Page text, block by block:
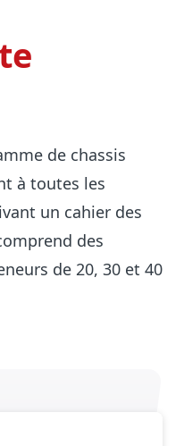
de chassis
à toutes les
un cahier des
des
de 20, 30 et 40